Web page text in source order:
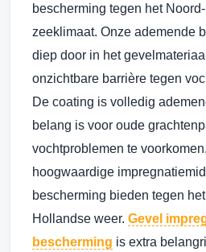
bescherming tegen het
zeeklimaat. Onze ademende
diep door in het
onzichtbare barrière tegen
De coating is volledig
belang is voor oude
vochtproblemen te
hoogwaardige
bescherming bieden tegen
Hollandse weer.Gevel
bescherming is extra